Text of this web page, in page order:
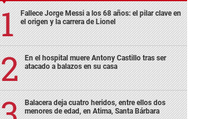
Fallece Jorge Messi a los 68 años: el pilar clave en
el origen y la carrera de Lionel
En el hospital muere Antony Castillo tras ser
atacado a balazos en su casa
Balacera deja cuatro heridos, entre ellos dos
menores de edad, en Atima, Santa Bárbara